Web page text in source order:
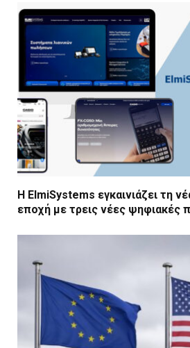
Η ElmiSystems εγκαινιάζει τη
εποχή με τρεις νέες ψηφιακές